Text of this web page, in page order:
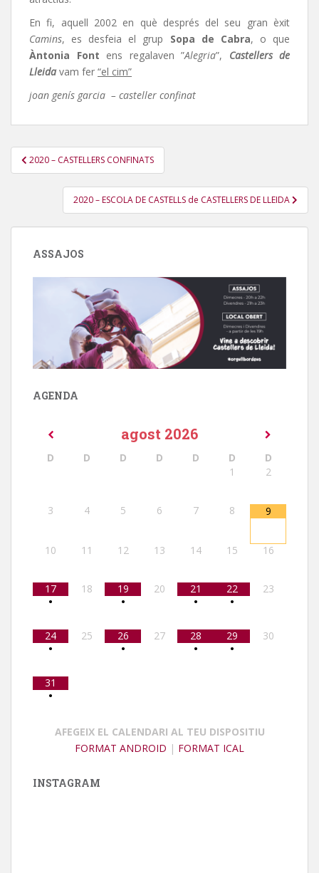
En fi, aquell 2002 en què després del seu gran èxit
Camins, es desfeia el grup Sopa de Cabra, o que
Àntonia Font ens regalaven ”Alegria”, Castellers de
Lleida vam fer “el cim”
joan genís garcia – casteller confinat
Navegació
d'entrades
2020 – CASTELLERS CONFINATS
2020 – ESCOLA DE CASTELLS de CASTELLERS DE LLEIDA
ASSAJOS
AGENDA
agost 2026
D D D D D D
D
1
2
3 4 5 6 7 8 9
10 11 12 13 14 15 16
17
•
18
19
•
20
21
•
22
•
23
24
•
25
26
•
27
28
•
29
•
30
31
•
AFEGEIX EL CALENDARI AL TEU DISPOSITIU
FORMAT ANDROID | FORMAT ICAL
INSTAGRAM